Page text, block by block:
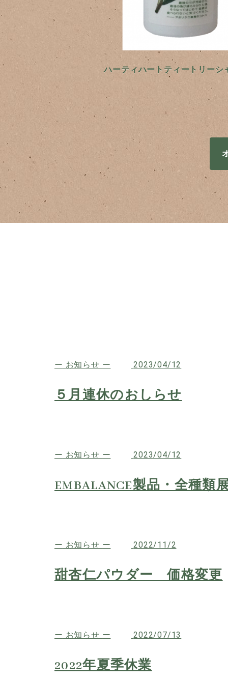
ハーティハートティートリーシ
お知らせ 2023/04/12
５月連休のおしらせ
お知らせ 2023/04/12
EMBALANCE製品・全種類
お知らせ 2022/11/2
甜杏仁パウダー 価格変更
お知らせ 2022/07/13
2022年夏季休業